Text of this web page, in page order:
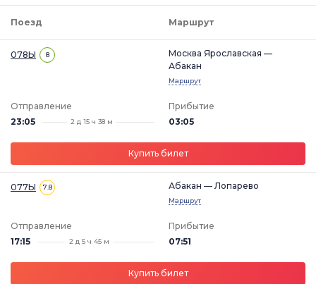
Поезд Маршрут
078Ы 8
Москва Ярославская —
Абакан
Маршрут
Отправление
23:05
2 д 15 ч 38 м
Прибытие
03:05
Купить билет
077Ы 7.8 Абакан — Лопарево
Маршрут
Отправление
17:15
2 д 5 ч 45 м
Прибытие
07:51
Купить билет